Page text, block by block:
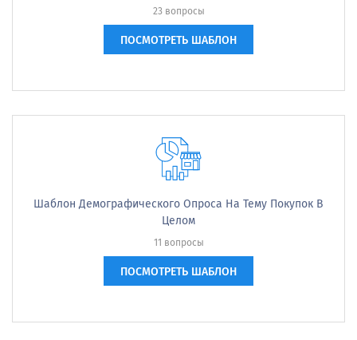
23 вопросы
ПОСМОТРЕТЬ ШАБЛОН
Шаблон Демографического Опроса На Тему Покупок В
Целом
11 вопросы
ПОСМОТРЕТЬ ШАБЛОН